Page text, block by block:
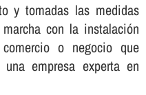
y tomadas las medidas
con la instalación
o negocio que
empresa experta en